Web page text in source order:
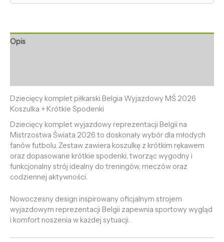
Opis
Dziecięcy komplet piłkarski Belgia Wyjazdowy MŚ 2026
Koszulka + Krótkie Spodenki
Dziecięcy komplet wyjazdowy reprezentacji Belgii na
Mistrzostwa Świata 2026 to doskonały wybór dla młodych
fanów futbolu. Zestaw zawiera koszulkę z krótkim rękawem
oraz dopasowane krótkie spodenki, tworząc wygodny i
funkcjonalny strój idealny do treningów, meczów oraz
codziennej aktywności.
Nowoczesny design inspirowany oficjalnym strojem
wyjazdowym reprezentacji Belgii zapewnia sportowy wygląd
i komfort noszenia w każdej sytuacji.